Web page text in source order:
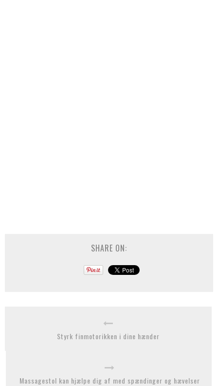
SHARE ON:
Styrk finmotorikken i dine hænder
Massagestol kan hjælpe dig af med spændinger og hævelser